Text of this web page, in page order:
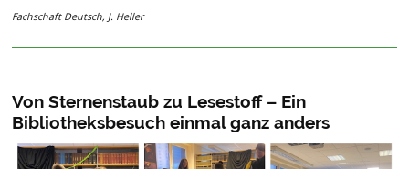
Fachschaft Deutsch, J. Heller
Von Sternenstaub zu Lesestoff – Ein
Bibliotheksbesuch einmal ganz anders